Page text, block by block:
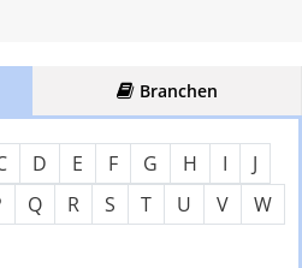
Branchen
Nach Anfangsbuchstaben filtern
D E F G H I
J
Q R S T U V
W